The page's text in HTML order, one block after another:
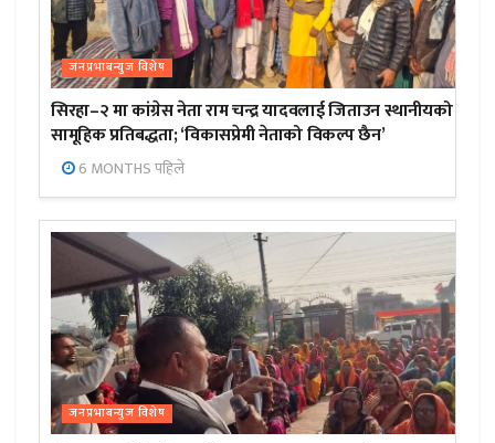
जनप्रभाबन्युज विशेष
सिरहा–२ मा कांग्रेस नेता राम चन्द्र यादवलाई जिताउन स्थानीयको
सामूहिक प्रतिबद्धता; ‘विकासप्रेमी नेताको विकल्प छैन’
6 MONTHS पहिले
जनप्रभाबन्युज विशेष